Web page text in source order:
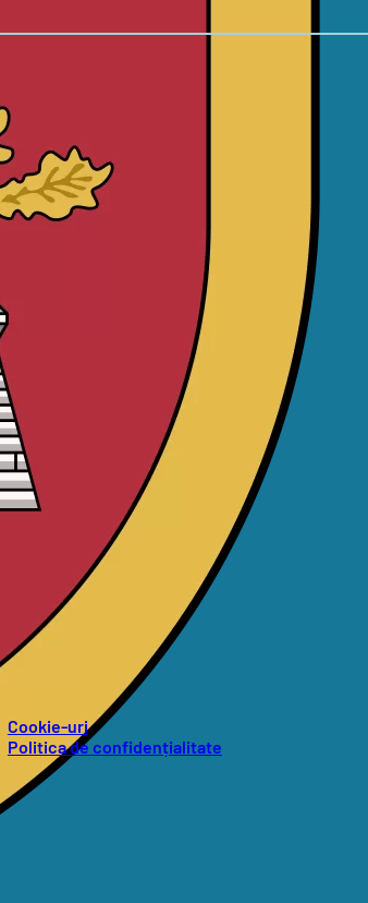
Cookie-uri
Politica de confidențialitate